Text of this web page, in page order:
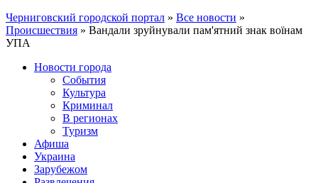
Черниговский городской портал » Все новости »
Происшествия » Вандали зруйнували пам'ятний знак воїнам
УПА
Новости города
События
Культура
Криминал
В регионах
Туризм
Афиша
Украина
Зарубежом